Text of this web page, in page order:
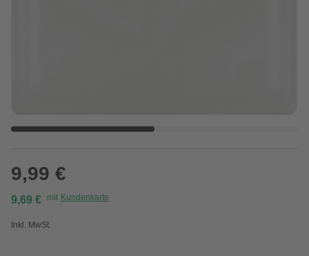
9,99 €
9,69 € mit Kundenkarte
Inkl. MwSt.